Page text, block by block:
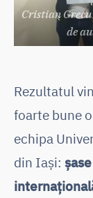
Cristian
de
Rezultatul
foarte bune
echipa
din Iași: